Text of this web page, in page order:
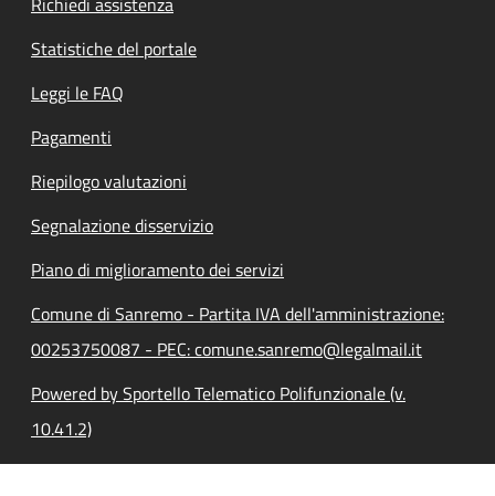
Statistiche del portale
Leggi le FAQ
Pagamenti
Riepilogo valutazioni
Segnalazione disservizio
Piano di miglioramento dei servizi
Comune di Sanremo - Partita IVA dell'amministrazione:
00253750087 - PEC: comune.sanremo@legalmail.it
Powered by Sportello Telematico Polifunzionale (v.
10.41.2)